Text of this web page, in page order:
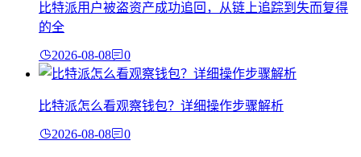
比特派用户被盗资产成功追回，从链上追踪到失而复得
的全
2026-08-08 0
比特派怎么看观察钱包？详细操作步骤解析
2026-08-08 0